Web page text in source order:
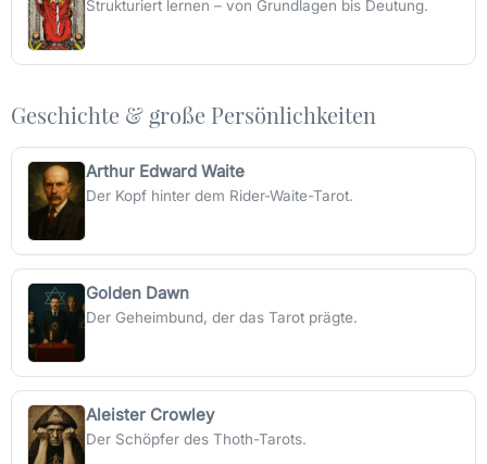
Strukturiert lernen – von Grundlagen bis Deutung.
Geschichte & große Persönlichkeiten
Arthur Edward Waite
Der Kopf hinter dem Rider-Waite-Tarot.
Golden Dawn
Der Geheimbund, der das Tarot prägte.
Aleister Crowley
Der Schöpfer des Thoth-Tarots.